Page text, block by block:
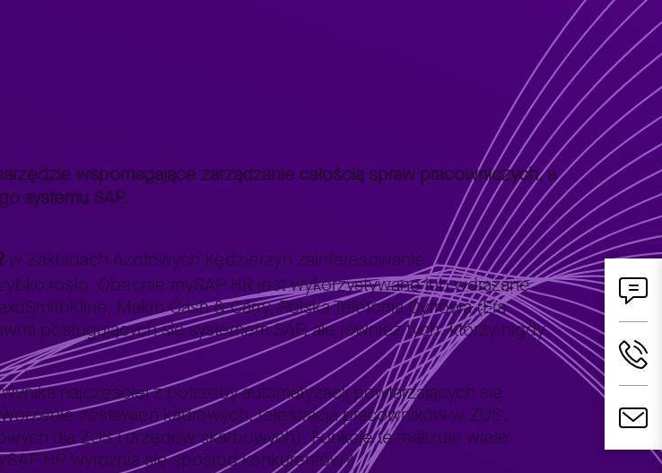
wspomagające zarządzanie całością spraw pracowniczych, a
systemu SAP.
w Zakładach Azotowych Kędzierzyn zainteresowanie
rosło. Obecnie mySAP HR jest wykorzystywane lub wdrażane
Makro Cash & Carry, Polska Telefonia Cyfrowa (Era
posługujących się systemem SAP, ale również tych, którzy nigdy
najczęściej z potrzeby automatyzacji powtarzających się
zestawień kadrowych, rejestracja pracowników w ZUS,
dla ZUS i urzędów skarbowych). Funkcje te realizuje wiele
HR wyróżnia się spośród konkurentów?